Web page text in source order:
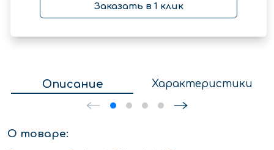
Заказать в 1 клик
Описание Характеристики
О товаре: